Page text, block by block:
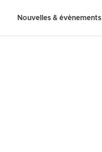
Nouvelles & évènements